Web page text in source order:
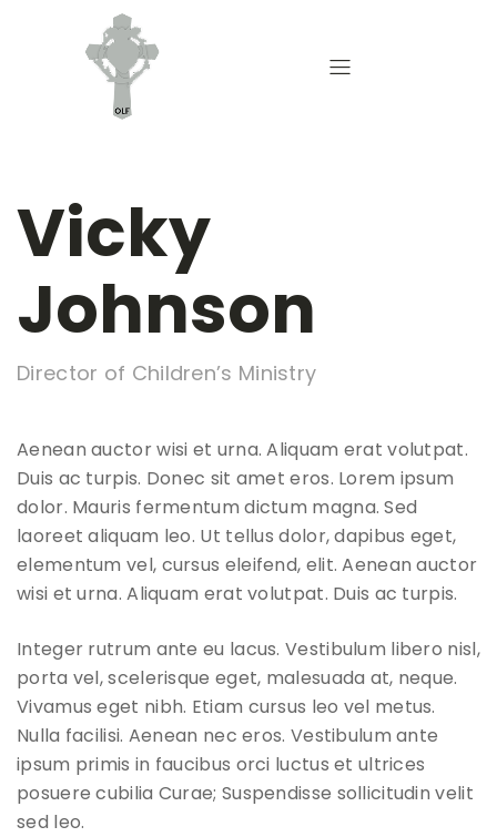
Vicky
Johnson
Director of Children’s Ministry
Aenean auctor wisi et urna. Aliquam erat volutpat.
Duis ac turpis. Donec sit amet eros. Lorem ipsum
dolor. Mauris fermentum dictum magna. Sed
laoreet aliquam leo. Ut tellus dolor, dapibus eget,
elementum vel, cursus eleifend, elit. Aenean auctor
wisi et urna. Aliquam erat volutpat. Duis ac turpis.
Integer rutrum ante eu lacus. Vestibulum libero nisl,
porta vel, scelerisque eget, malesuada at, neque.
Vivamus eget nibh. Etiam cursus leo vel metus.
Nulla facilisi. Aenean nec eros. Vestibulum ante
ipsum primis in faucibus orci luctus et ultrices
posuere cubilia Curae; Suspendisse sollicitudin velit
sed leo.